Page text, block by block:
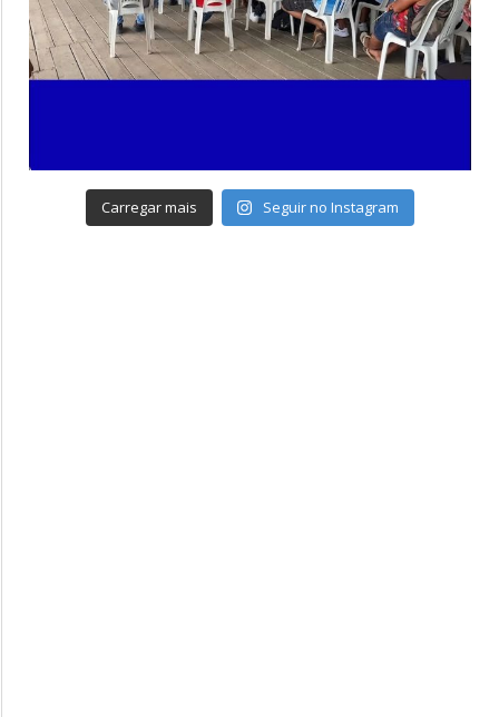
Carregar mais Seguir no Instagram